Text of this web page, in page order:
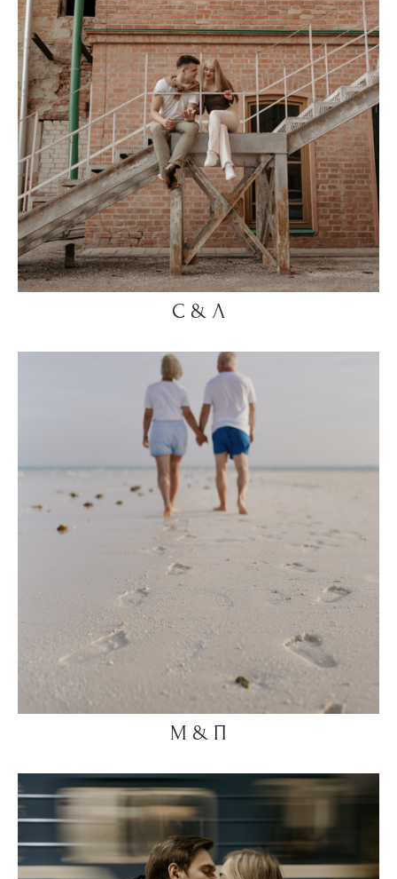
С & Л
М & П